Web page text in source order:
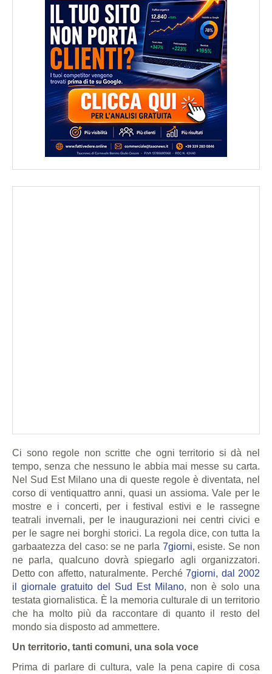
Ci sono regole non scritte che ogni territorio si dà nel
tempo, senza che nessuno le abbia mai messe su carta.
Nel Sud Est Milano una di queste regole è diventata, nel
corso di ventiquattro anni, quasi un assioma. Vale per le
mostre e i concerti, per i festival estivi e le rassegne
teatrali invernali, per le inaugurazioni nei centri civici e
per le sagre nei borghi storici. La regola dice, con tutta la
garbaatezza del caso: se ne parla 7giorni, esiste. Se non
ne parla, qualcuno dovrà spiegarlo agli organizzatori.
Detto con affetto, naturalmente. Perché7giorni, dal 2002
il giornale gratuito del Sud Est Milano, non è solo una
testata giornalistica. È la memoria culturale di un territorio
che ha molto più da raccontare di quanto il resto del
mondo sia disposto ad ammettere.
Un territorio, tanti comuni, una sola voce
Prima di parlare di cultura, vale la pena capire di cosa